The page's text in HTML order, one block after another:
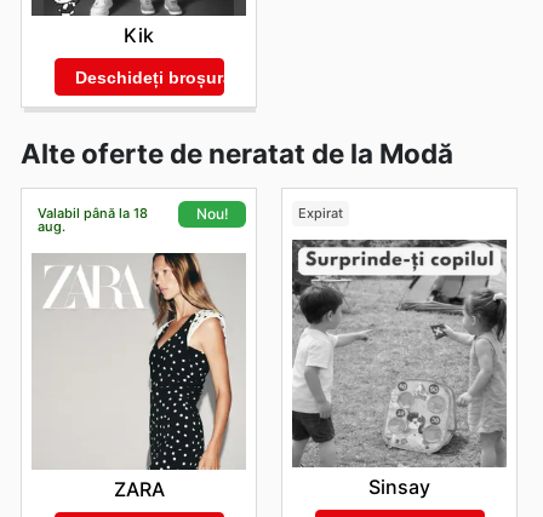
Kik
Deschideți broșura
Alte oferte de neratat de la Modă
Valabil până la 18
aug.
Nou!
ZARA
Expirat
Sinsay